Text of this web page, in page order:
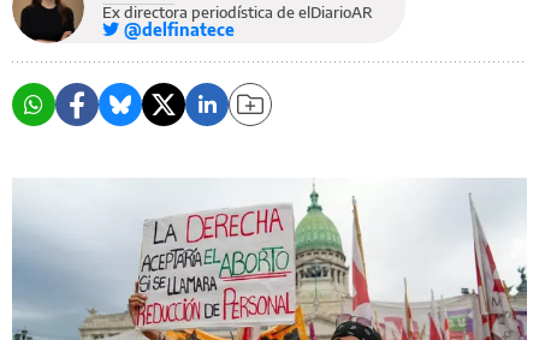
Ex directora periodística de elDiarioAR
@delfinatece